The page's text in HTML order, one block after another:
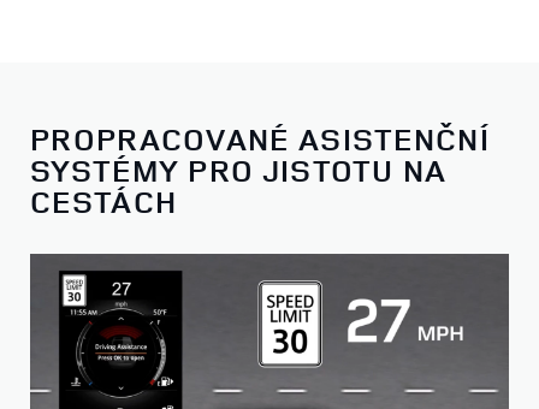
PROPRACOVANÉ ASISTENČNÍ
SYSTÉMY PRO JISTOTU NA
CESTÁCH